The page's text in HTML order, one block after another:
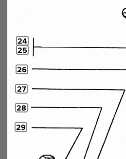
24
25
26
27
28
29